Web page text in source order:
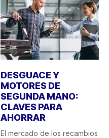
DESGUACE Y
MOTORES DE
SEGUNDA MANO:
CLAVES PARA
AHORRAR
El mercado de los recambios